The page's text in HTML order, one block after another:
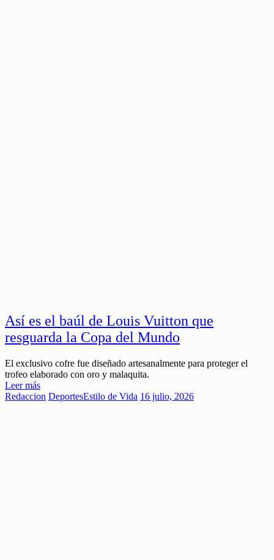
Así es el baúl de Louis Vuitton que
resguarda la Copa del Mundo
El exclusivo cofre fue diseñado artesanalmente para proteger el
trofeo elaborado con oro y malaquita.
Leer más
Redaccion DeportesEstilo de Vida 16 julio, 2026